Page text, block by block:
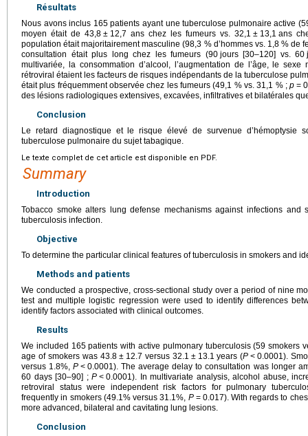
Résultats
Nous avons inclus 165 patients ayant une tuberculose pulmonaire active
moyen était de 43,8 ± 12,7 ans chez les fumeurs vs. 32,1 ± 13,1 ans
population était majoritairement masculine (98,3 % d’hommes vs. 1,8 % de
consultation était plus long chez les fumeurs (90 jours [30–120] vs. 60
multivariée, la consommation d’alcool, l’augmentation de l’âge, le
rétroviral étaient les facteurs de risques indépendants de la tuberculose
était plus fréquemment observée chez les fumeurs (49,1 % vs. 31,1 % ;p =
des lésions radiologiques extensives, excavées, infiltratives et bilatérales
Conclusion
Le retard diagnostique et le risque élevé de survenue d’hémoptysie
tuberculose pulmonaire du sujet tabagique.
Le texte complet de cet article est disponible en PDF.
Summary
Introduction
Tobacco smoke alters lung defense mechanisms against infections and
tuberculosis infection.
Objective
To determine the particular clinical features of tuberculosis in smokers and
Methods and patients
We conducted a prospective, cross-sectional study over a period of nine
test and multiple logistic regression were used to identify differences
identify factors associated with clinical outcomes.
Results
We included 165 patients with active pulmonary tuberculosis (59 smokers
age of smokers was 43.8 ± 12.7 versus 32.1 ± 13.1 years (P < 0.0001).
versus 1.8%,P < 0.0001). The average delay to consultation was longer
60 days [30–90] ; P < 0.0001). In multivariate analysis, alcohol abuse,
retroviral status were independent risk factors for pulmonary
frequently in smokers (49.1% versus 31.1%, P = 0.017). With regards to
more advanced, bilateral and cavitating lung lesions.
Conclusion